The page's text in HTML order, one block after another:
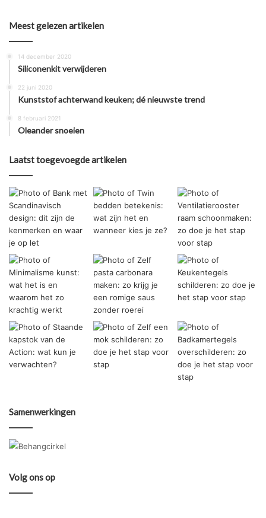
Meest gelezen artikelen
14 december 2020
Siliconenkit verwijderen
22 juni 2020
Kunststof achterwand keuken; dé nieuwste trend
8 februari 2021
Oleander snoeien
Laatst toegevoegde artikelen
Samenwerkingen
Volg ons op